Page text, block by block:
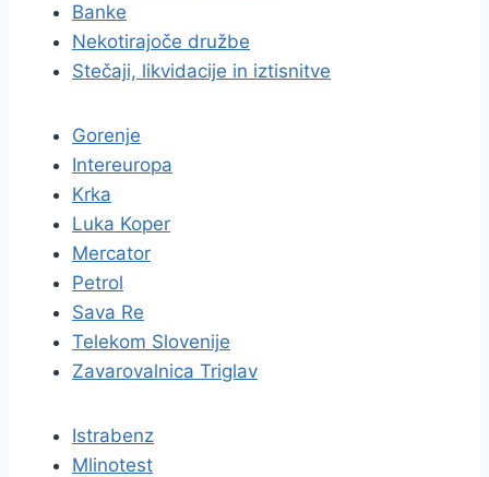
Banke
Nekotirajoče družbe
Stečaji, likvidacije in iztisnitve
Gorenje
Intereuropa
Krka
Luka Koper
Mercator
Petrol
Sava Re
Telekom Slovenije
Zavarovalnica Triglav
Istrabenz
Mlinotest